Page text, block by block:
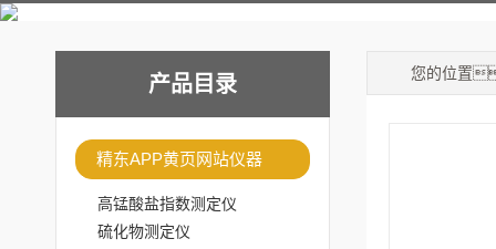
产品目录
精东APP黄页网站仪器
高锰酸盐指数测定仪
硫化物测定仪
您的位置